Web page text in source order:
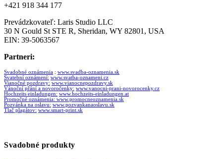
+421 918 344 177
Prevádzkovateľ: Laris Studio LLC
30 N Gould St STE R, Sheridan, WY 82801, USA
EIN: 39-5063567
Partneri:
Svadobné oznámenia : www.svadba-oznamenia.sk
Svatební oznámení: www.svatba-oznameni.cz
Vianočné pozdravy: www.vianocnepozdravy.sk
Vánoční přání a novoročenky: www.vanocni-prani-novorocenky.cz
Hochzeits einladungen: www.hochzeits-einladungen.at
Promočné oznámenia: www.promocneoznamenia.sk
Pozvánka na oslavu: www.pozvankanaoslavu.sk
Tlač plagátov: www.smart-print.sk
Svadobné produkty